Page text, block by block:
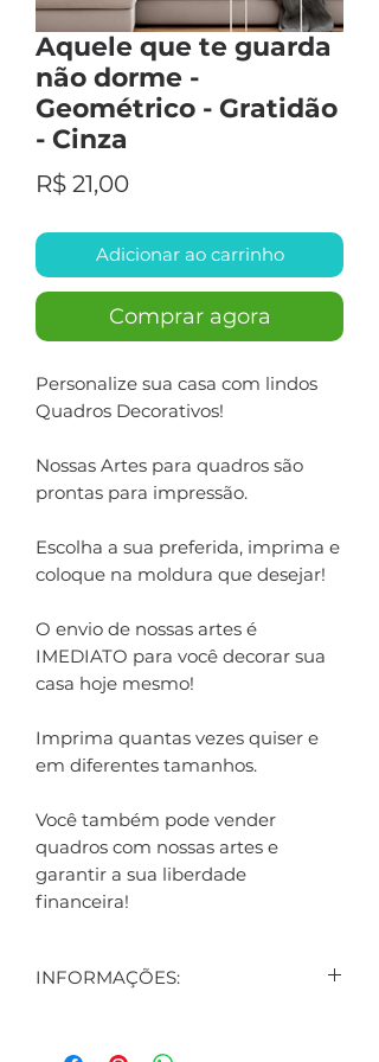
Aquele que te guarda
não dorme -
Geométrico - Gratidão
- Cinza
R$ 21,00Preço
Adicionar ao carrinho
Comprar agora
Personalize sua casa com lindos
Quadros Decorativos!
Nossas Artes para quadros são
prontas para impressão.
Escolha a sua preferida, imprima e
coloque na moldura que desejar!
O envio de nossas artes é
IMEDIATO para você decorar sua
casa hoje mesmo!
Imprima quantas vezes quiser e
em diferentes tamanhos.
Você também pode vender
quadros com nossas artes e
garantir a sua liberdade
financeira!
INFORMAÇÕES:
3 ARTES DIGITAIS EXIBIDAS NO